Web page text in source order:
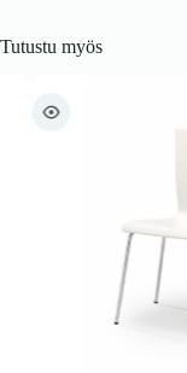
Tutustu myös